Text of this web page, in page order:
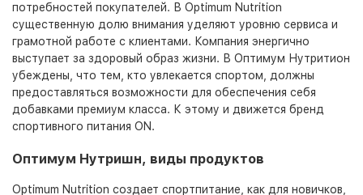
потребностей покупателей. В Optimum Nutrition
существенную долю внимания уделяют уровню сервиса и
грамотной работе с клиентами. Компания энергично
выступает за здоровый образ жизни. В Оптимум Нутритион
убеждены, что тем, кто увлекается спортом, должны
предоставляться возможности для обеспечения себя
добавками премиум класса. К этому и движется бренд
спортивного питания ON.
Оптимум Нутришн, виды продуктов
Optimum Nutrition создает спортпитание, как для новичков,